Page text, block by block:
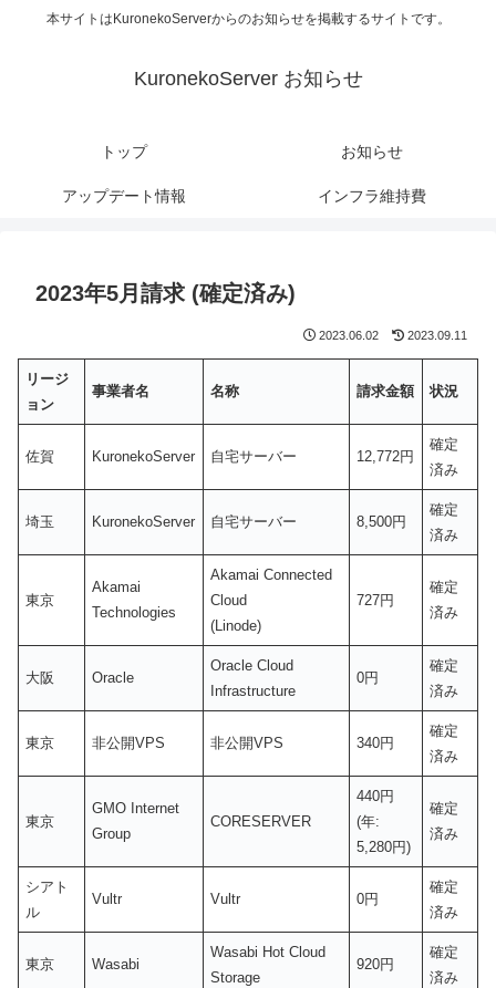
本サイトはKuronekoServerからのお知らせを掲載するサイトです。
KuronekoServer お知らせ
トップ お知らせ
アップデート情報 インフラ維持費
2023年5月請求 (確定済み)
2023.06.02 2023.09.11
リージ
ョン
事業者名 名称 請求金額 状況
佐賀 KuronekoServer 自宅サーバー 12,772円
確定
済み
埼玉 KuronekoServer 自宅サーバー 8,500円
確定
済み
東京
Akamai
Technologies
Akamai Connected
Cloud
(Linode)
727円
確定
済み
大阪 Oracle
Oracle Cloud
Infrastructure
0円
確定
済み
東京 非公開VPS 非公開VPS 340円
確定
済み
東京
GMO Internet
Group
CORESERVER
440円
(年:
5,280円)
確定
済み
シアト
ル
Vultr Vultr 0円
確定
済み
東京 Wasabi
Wasabi Hot Cloud
Storage
920円
確定
済み